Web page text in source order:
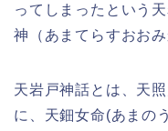
ってしまったという
神（あまてらすおお
天岩戸神話とは、天
に、天鈿女命(あまの